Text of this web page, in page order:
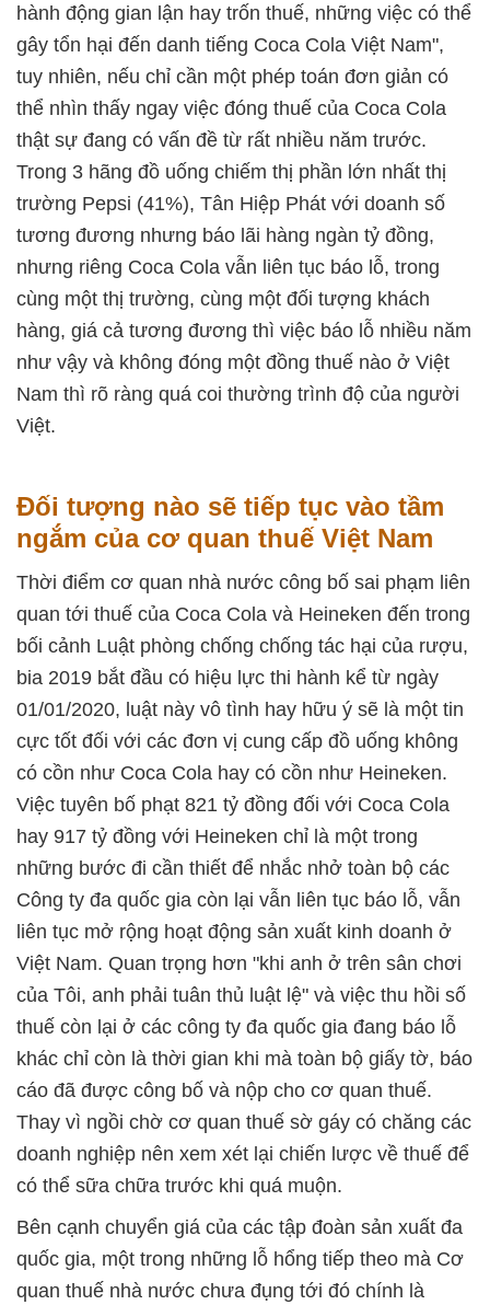
hành động gian lận hay trốn thuế, những việc có thể
gây tổn hại đến danh tiếng Coca Cola Việt Nam",
tuy nhiên, nếu chỉ cần một phép toán đơn giản có
thể nhìn thấy ngay việc đóng thuế của Coca Cola
thật sự đang có vấn đề từ rất nhiều năm trước.
Trong 3 hãng đồ uống chiếm thị phần lớn nhất thị
trường Pepsi (41%), Tân Hiệp Phát với doanh số
tương đương nhưng báo lãi hàng ngàn tỷ đồng,
nhưng riêng Coca Cola vẫn liên tục báo lỗ, trong
cùng một thị trường, cùng một đối tượng khách
hàng, giá cả tương đương thì việc báo lỗ nhiều năm
như vậy và không đóng một đồng thuế nào ở Việt
Nam thì rõ ràng quá coi thường trình độ của người
Việt.
Đối tượng nào sẽ tiếp tục vào tầm
ngắm của cơ quan thuế Việt Nam
Thời điểm cơ quan nhà nước công bố sai phạm liên
quan tới thuế của Coca Cola và Heineken đến trong
bối cảnh Luật phòng chống chống tác hại của rượu,
bia 2019 bắt đầu có hiệu lực thi hành kể từ ngày
01/01/2020, luật này vô tình hay hữu ý sẽ là một tin
cực tốt đối với các đơn vị cung cấp đồ uống không
có cồn như Coca Cola hay có cồn như Heineken.
Việc tuyên bố phạt 821 tỷ đồng đối với Coca Cola
hay 917 tỷ đồng với Heineken chỉ là một trong
những bước đi cần thiết để nhắc nhở toàn bộ các
Công ty đa quốc gia còn lại vẫn liên tục báo lỗ, vẫn
liên tục mở rộng hoạt động sản xuất kinh doanh ở
Việt Nam. Quan trọng hơn "khi anh ở trên sân chơi
của Tôi, anh phải tuân thủ luật lệ" và việc thu hồi số
thuế còn lại ở các công ty đa quốc gia đang báo lỗ
khác chỉ còn là thời gian khi mà toàn bộ giấy tờ, báo
cáo đã được công bố và nộp cho cơ quan thuế.
Thay vì ngồi chờ cơ quan thuế sờ gáy có chăng các
doanh nghiệp nên xem xét lại chiến lược về thuế để
có thể sữa chữa trước khi quá muộn.
Bên cạnh chuyển giá của các tập đoàn sản xuất đa
quốc gia, một trong những lỗ hổng tiếp theo mà Cơ
quan thuế nhà nước chưa đụng tới đó chính là